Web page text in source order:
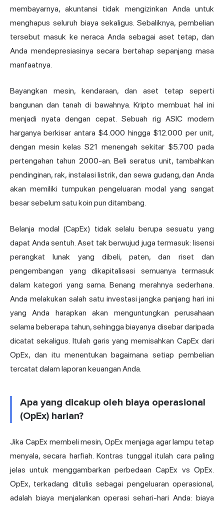
membayarnya, akuntansi tidak mengizinkan Anda untuk
menghapus seluruh biaya sekaligus. Sebaliknya, pembelian
tersebut masuk ke neraca Anda sebagai aset tetap, dan
Anda mendepresiasinya secara bertahap sepanjang masa
manfaatnya.
Bayangkan mesin, kendaraan, dan aset tetap seperti
bangunan dan tanah di bawahnya. Kripto membuat hal ini
menjadi nyata dengan cepat. Sebuah rig ASIC modern
harganya berkisar antara $4.000 hingga $12.000 per unit,
dengan mesin kelas S21 menengah sekitar $5.700 pada
pertengahan tahun 2000-an. Beli seratus unit, tambahkan
pendinginan, rak, instalasi listrik, dan sewa gudang, dan Anda
akan memiliki tumpukan pengeluaran modal yang sangat
besar sebelum satu koin pun ditambang.
Belanja modal (CapEx) tidak selalu berupa sesuatu yang
dapat Anda sentuh. Aset tak berwujud juga termasuk: lisensi
perangkat lunak yang dibeli, paten, dan riset dan
pengembangan yang dikapitalisasi semuanya termasuk
dalam kategori yang sama. Benang merahnya sederhana.
Anda melakukan salah satu investasi jangka panjang hari ini
yang Anda harapkan akan menguntungkan perusahaan
selama beberapa tahun, sehingga biayanya disebar daripada
dicatat sekaligus. Itulah garis yang memisahkan CapEx dari
OpEx, dan itu menentukan bagaimana setiap pembelian
tercatat dalam laporan keuangan Anda.
Apa yang dicakup oleh biaya operasional
(OpEx) harian?
Jika CapEx membeli mesin, OpEx menjaga agar lampu tetap
menyala, secara harfiah. Kontras tunggal itulah cara paling
jelas untuk menggambarkan perbedaan CapEx vs OpEx.
OpEx, terkadang ditulis sebagai pengeluaran operasional,
adalah biaya menjalankan operasi sehari-hari Anda: biaya